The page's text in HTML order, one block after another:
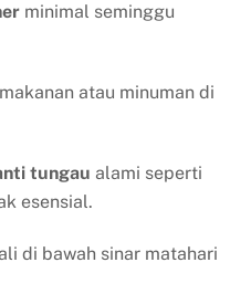
minimal seminggu
atau minuman di
tungau alami seperti
esensial.
di bawah sinar matahari